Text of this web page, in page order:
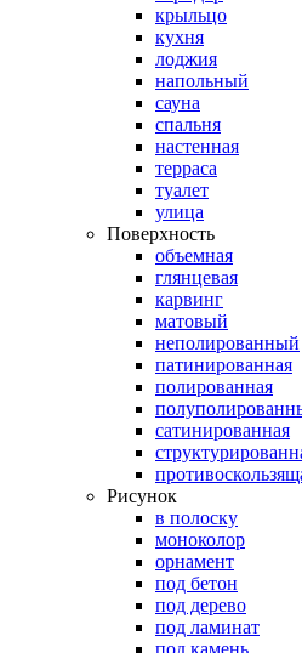
крыльцо
кухня
лоджия
напольный
сауна
спальня
настенная
терраса
туалет
улица
Поверхность
объемная
глянцевая
карвинг
матовый
неполированный
патинированная
полированная
сатинированная
Рисунок
в полоску
моноколор
орнамент
под бетон
под дерево
под ламинат
под камень